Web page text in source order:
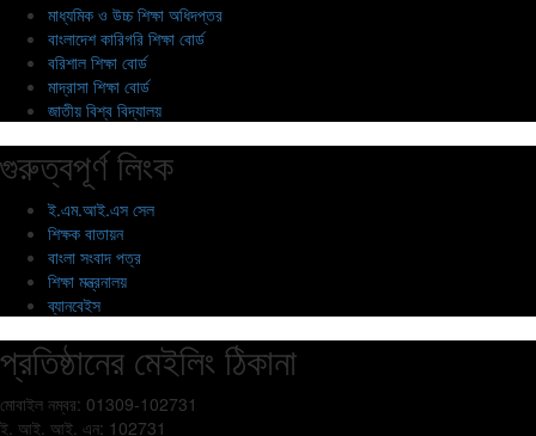
মাধ্যমিক ও উচ্চ শিক্ষা অধিদপ্তর
বাংলাদেশ কারিগরি শিক্ষা বোর্ড
বরিশাল শিক্ষা বোর্ড
মাদ্রাসা শিক্ষা বোর্ড
জাতীয় বিশ্ব বিদ্যালয়
গুরুত্বপূর্ণ লিংক
ই.এম.আই.এস সেল
শিক্ষক বাতায়ন
বাংলা সংবাদ পত্র
শিক্ষা মন্ত্রনালয়
ব্যানবেইস
প্রতিষ্ঠানের মেইলিং ঠিকানা
মোবাইল নম্বর: 01309-102731
ই. আই. আই. এন: 102731